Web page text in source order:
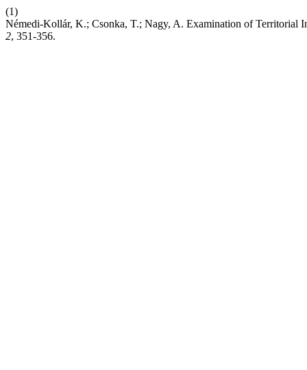
(1)
Némedi-Kollár, K.; Csonka, T.; Nagy, A. Examination of Territorial
2, 351-356.